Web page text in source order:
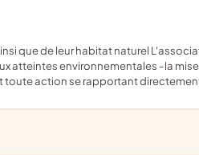
atteintes environnementales -la
action se rapportant